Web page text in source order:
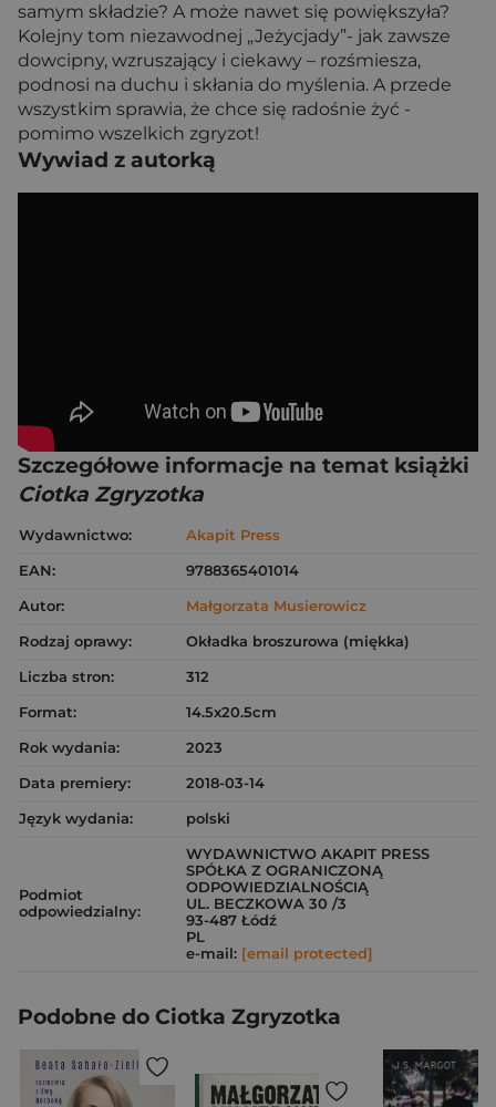
samym składzie? A może nawet się powiększyła?
Kolejny tom niezawodnej „Jeżycjady”- jak zawsze
dowcipny, wzruszający i ciekawy – rozśmiesza,
podnosi na duchu i skłania do myślenia. A przede
wszystkim sprawia, że chce się radośnie żyć -
pomimo wszelkich zgryzot!
Wywiad z autorką
Szczegółowe informacje na temat książki
Ciotka Zgryzotka
Wydawnictwo:
Akapit Press
EAN:
9788365401014
Autor:
Małgorzata Musierowicz
Rodzaj oprawy:
Okładka broszurowa (miękka)
Liczba stron:
312
Format:
14.5x20.5cm
Rok wydania:
2023
Data premiery:
2018-03-14
Język wydania:
polski
Podmiot
odpowiedzialny:
WYDAWNICTWO AKAPIT PRESS
SPÓŁKA Z OGRANICZONĄ
ODPOWIEDZIALNOŚCIĄ
UL. BECZKOWA 30 /3
93-487 Łódź
PL
e-mail: [email protected]
Podobne do Ciotka Zgryzotka